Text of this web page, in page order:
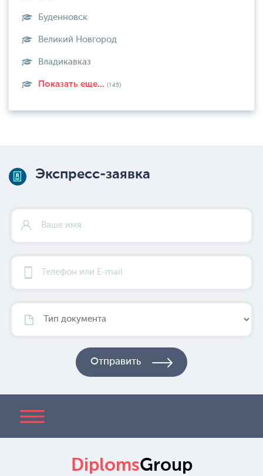
Буденновск
Великий Новгород
Владикавказ
Показать еще... (145)
Экспресс-заявка
DiplomsGroup